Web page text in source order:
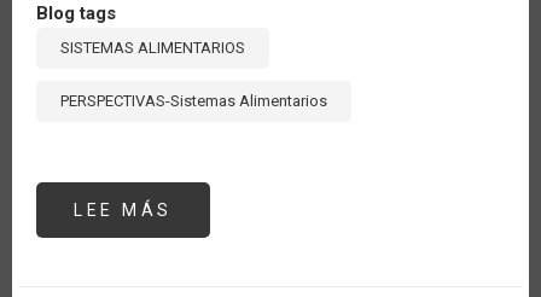
Blog tags
SISTEMAS ALIMENTARIOS
PERSPECTIVAS-Sistemas Alimentarios
LEE MÁS
SISTEMAS